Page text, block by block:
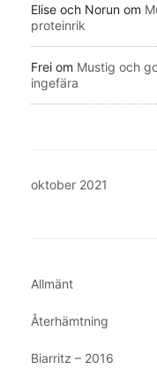
Elise och Norun om
proteinrik
Frei om Mustig och
ingefära
oktober 2021
Allmänt
Återhämtning
Biarritz – 2016